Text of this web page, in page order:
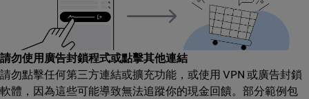
請勿使用廣告封鎖程式或點擊其他連結
請勿點擊任何第三方連結或擴充功能，或使用 VPN 或廣告封鎖
軟體，因為這些可能導致無法追蹤你的現金回饋。部分範例包